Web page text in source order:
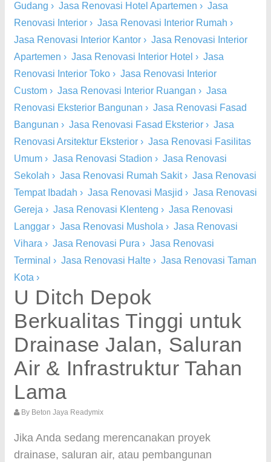
Gudang › Jasa Renovasi Hotel Apartemen › Jasa
Renovasi Interior › Jasa Renovasi Interior Rumah ›
Jasa Renovasi Interior Kantor › Jasa Renovasi Interior
Apartemen › Jasa Renovasi Interior Hotel › Jasa
Renovasi Interior Toko › Jasa Renovasi Interior
Custom › Jasa Renovasi Interior Ruangan › Jasa
Renovasi Eksterior Bangunan › Jasa Renovasi Fasad
Bangunan › Jasa Renovasi Fasad Eksterior › Jasa
Renovasi Arsitektur Eksterior › Jasa Renovasi Fasilitas
Umum › Jasa Renovasi Stadion › Jasa Renovasi
Sekolah › Jasa Renovasi Rumah Sakit› Jasa Renovasi
Tempat Ibadah › Jasa Renovasi Masjid › Jasa Renovasi
Gereja › Jasa Renovasi Klenteng › Jasa Renovasi
Langgar › Jasa Renovasi Mushola › Jasa Renovasi
Vihara › Jasa Renovasi Pura › Jasa Renovasi
Terminal › Jasa Renovasi Halte › Jasa Renovasi Taman
Kota ›
U Ditch Depok
Berkualitas Tinggi untuk
Drainase Jalan, Saluran
Air & Infrastruktur Tahan
Lama
By Beton Jaya Readymix
Jika Anda sedang merencanakan proyek
drainase, saluran air, atau pembangunan